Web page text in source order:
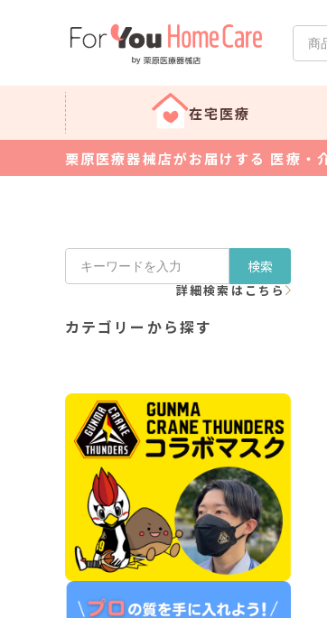
在宅医療
栗原医療器械店がお届けする 医療・
検索
詳細検索はこちら
カテゴリーから探す